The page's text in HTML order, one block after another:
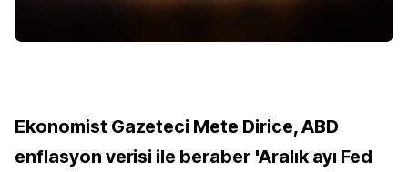
Ekonomist Gazeteci Mete Dirice, ABD
enflasyon verisi ile beraber 'Aralık ayı Fed